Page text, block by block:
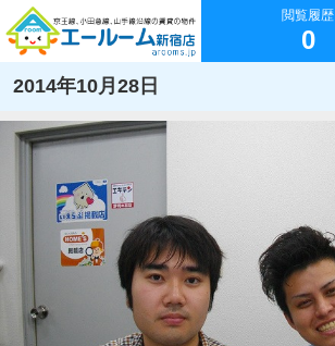
閲覧履歴
0
2014年10月28日